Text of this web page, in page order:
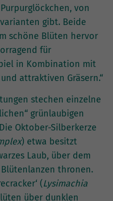
von
gibt. Beide
schöne Blüten hervor
für
in Kombination mit
attraktiven Gräsern.“
stechen einzelne
grünlaubigen
Oktober-Silberkerze
) etwa besitzt
Laub, über dem
thronen.
(Lysimachia
über dunklen